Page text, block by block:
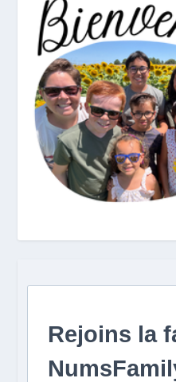
Rejoins la